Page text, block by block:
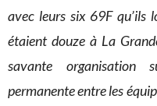
avec leurs six 69F qu’ils
étaient douze à La
savante organisation
permanente entre les